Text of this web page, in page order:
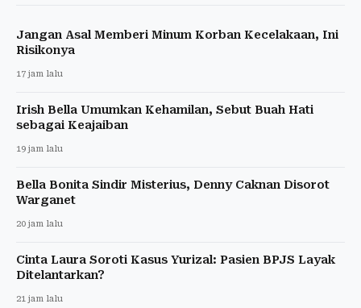
Jangan Asal Memberi Minum Korban Kecelakaan, Ini
Risikonya
17 jam lalu
Irish Bella Umumkan Kehamilan, Sebut Buah Hati
sebagai Keajaiban
19 jam lalu
Bella Bonita Sindir Misterius, Denny Caknan Disorot
Warganet
20 jam lalu
Cinta Laura Soroti Kasus Yurizal: Pasien BPJS Layak
Ditelantarkan?
21 jam lalu